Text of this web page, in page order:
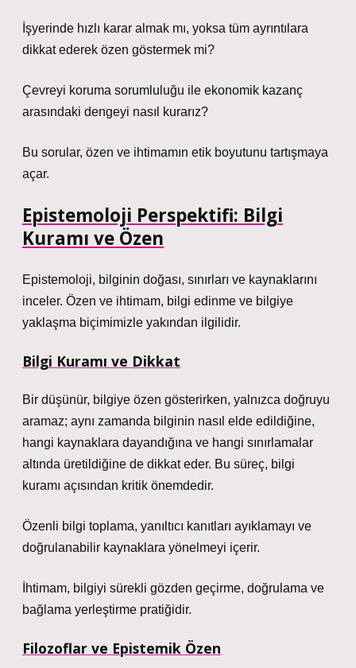
İşyerinde hızlı karar almak mı, yoksa tüm ayrıntılara
dikkat ederek özen göstermek mi?
Çevreyi koruma sorumluluğu ile ekonomik kazanç
arasındaki dengeyi nasıl kurarız?
Bu sorular, özen ve ihtimamın etik boyutunu tartışmaya
açar.
Epistemoloji Perspektifi: Bilgi
Kuramı ve Özen
Epistemoloji, bilginin doğası, sınırları ve kaynaklarını
inceler. Özen ve ihtimam, bilgi edinme ve bilgiye
yaklaşma biçimimizle yakından ilgilidir.
Bilgi Kuramı ve Dikkat
Bir düşünür, bilgiye özen gösterirken, yalnızca doğruyu
aramaz; aynı zamanda bilginin nasıl elde edildiğine,
hangi kaynaklara dayandığına ve hangi sınırlamalar
altında üretildiğine de dikkat eder. Bu süreç, bilgi
kuramı açısından kritik önemdedir.
Özenli bilgi toplama, yanıltıcı kanıtları ayıklamayı ve
doğrulanabilir kaynaklara yönelmeyi içerir.
İhtimam, bilgiyi sürekli gözden geçirme, doğrulama ve
bağlama yerleştirme pratiğidir.
Filozoflar ve Epistemik Özen